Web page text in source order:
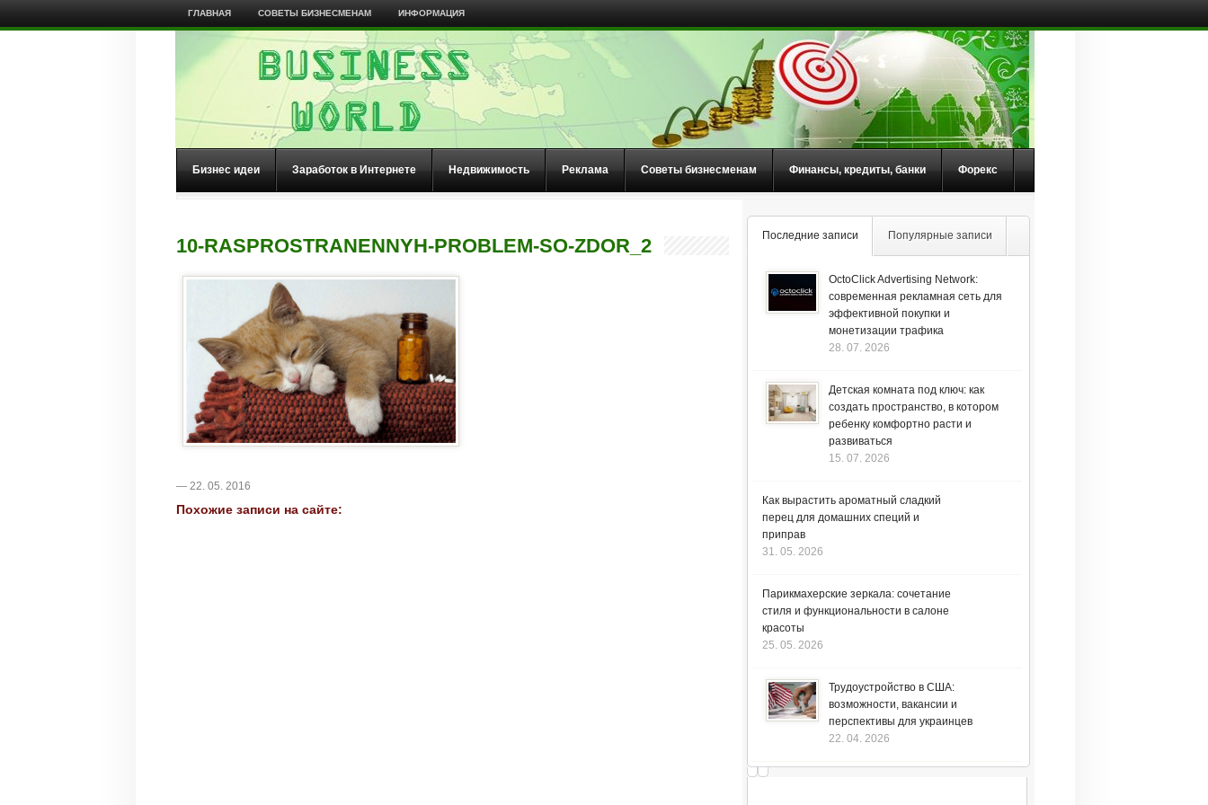
ГЛАВНАЯ СОВЕТЫ БИЗНЕСМЕНАМ ИНФОРМАЦИЯ
Бизнес идеи Заработок в Интернете Недвижимость Реклама Советы бизнесменам Финансы, кредиты, банки Форекс
10-RASPROSTRANENNYH-PROBLEM-SO-ZDOR_2
— 22. 05. 2016
Похожие записи на сайте:
Последние записи Популярные записи
OctoClick Advertising Network:
современная рекламная сеть для
эффективной покупки и
монетизации трафика
28. 07. 2026
Детская комната под ключ: как
создать пространство, в котором
ребенку комфортно расти и
развиваться
15. 07. 2026
Как вырастить ароматный сладкий
перец для домашних специй и
приправ
31. 05. 2026
Парикмахерские зеркала: сочетание
стиля и функциональности в салоне
красоты
25. 05. 2026
Трудоустройство в США:
возможности, вакансии и
перспективы для украинцев
22. 04. 2026